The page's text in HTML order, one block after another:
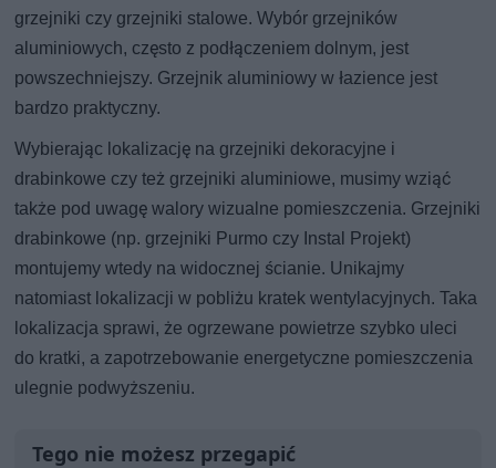
grzejniki czy grzejniki stalowe. Wybór grzejników
aluminiowych, często z podłączeniem dolnym, jest
powszechniejszy. Grzejnik aluminiowy w łazience jest
bardzo praktyczny.
Wybierając lokalizację na grzejniki dekoracyjne i
drabinkowe czy też grzejniki aluminiowe, musimy wziąć
także pod uwagę walory wizualne pomieszczenia. Grzejniki
drabinkowe (np. grzejniki Purmo czy Instal Projekt)
montujemy wtedy na widocznej ścianie. Unikajmy
natomiast lokalizacji w pobliżu kratek wentylacyjnych. Taka
lokalizacja sprawi, że ogrzewane powietrze szybko uleci
do kratki, a zapotrzebowanie energetyczne pomieszczenia
ulegnie podwyższeniu.
Tego nie możesz przegapić